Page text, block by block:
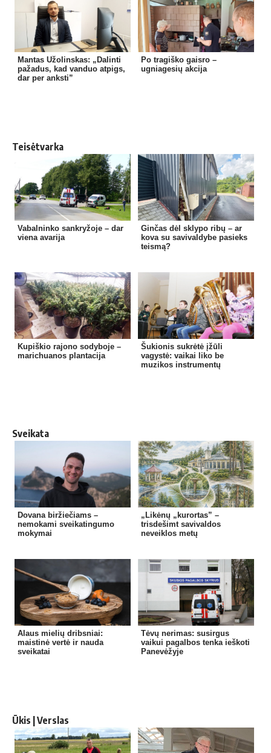
Mantas Užolinskas: „Dalinti
pažadus, kad vanduo atpigs,
dar per anksti”
Po tragiško gaisro –
ugniagesių akcija
Teisėtvarka
Vabalninko sankryžoje – dar
viena avarija
Ginčas dėl sklypo ribų – ar
kova su savivaldybe pasieks
teismą?
Kupiškio rajono sodyboje –
marichuanos plantacija
Šukionis sukrėtė įžūli
vagystė: vaikai liko be
muzikos instrumentų
Sveikata
Dovana biržiečiams –
nemokami sveikatingumo
mokymai
„Likėnų „kurortas” –
trisdešimt savivaldos
neveiklos metų
Alaus mielių dribsniai:
maistinė vertė ir nauda
sveikatai
Tėvų nerimas: susirgus
vaikui pagalbos tenka ieškoti
Panevėžyje
Ūkis | Verslas